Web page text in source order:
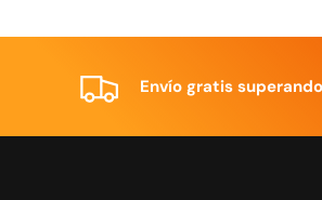
Envío gratis